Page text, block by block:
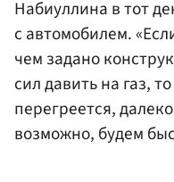
Набиуллина в тот
с автомобилем.
чем задано
сил давить на газ,
перегреется,
возможно, будем